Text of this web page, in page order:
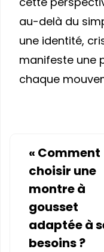
au-delà du
une identité,
manifeste une
chaque
« Comment
choisir une
montre à
gousset
adaptée à
besoins ?